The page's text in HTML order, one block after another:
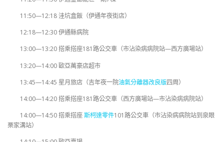
11:50—12:18 洼坑盒飯（伊通年夜街店）
12:18—12:30 伊通縣病院
13:00—13:20 搭乘搭座181路公交車（市沾染病病院站—西方廣場站）
13:20—14:00 歐亞萬豪店超市
13:45—14:45 星月旅店（吉年夜一院油氣分離器改良版四周）
14:00—14:20 搭乘搭座181路公交車（西方廣場站—市沾染病病院站）
14:00—14:50 搭乘搭座斯柯達零件101路公交車（市沾染病病院站到泉眼
栗家溝站）